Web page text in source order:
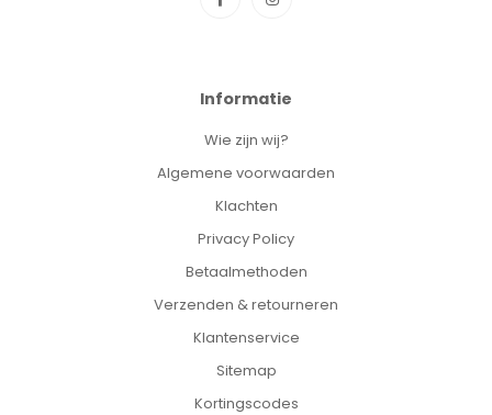
Informatie
Wie zijn wij?
Algemene voorwaarden
Klachten
Privacy Policy
Betaalmethoden
Verzenden & retourneren
Klantenservice
Sitemap
Kortingscodes